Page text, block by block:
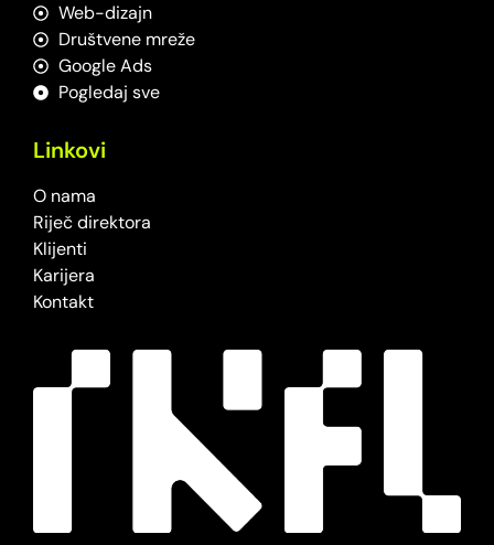
Web-dizajn
Društvene mreže
Google Ads
Pogledaj sve
Linkovi
O nama
Riječ direktora
Klijenti
Karijera
Kontakt